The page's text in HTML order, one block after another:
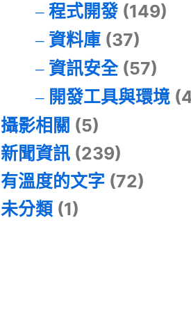
程式開發(149)
資料庫(37)
資訊安全(57)
開發工具與環境
攝影相關 (5)
新聞資訊 (239)
有溫度的文字 (72)
未分類 (1)